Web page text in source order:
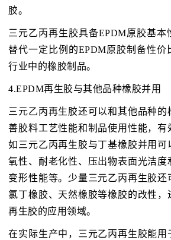
胶。
三元乙丙再生胶具备EPDM原胶基本
替代一定比例的EPDM原胶制备性价
行业中的橡胶制品。
4.EPDM再生胶与其他品种橡胶并用
三元乙丙再生胶还可以和其他品种
善胶料工艺性能和制品使用性能，有
如三元乙丙再生胶与丁基橡胶并用可
氧性、耐老化性、压出物表面光洁度
变形性能等。少量三元乙丙再生胶还
氯丁橡胶、天然橡胶等橡胶的改性，
再生胶的应用领域。
在实际生产中，三元乙丙再生胶能用